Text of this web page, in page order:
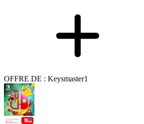
OFFRE DE : Keysmaster1